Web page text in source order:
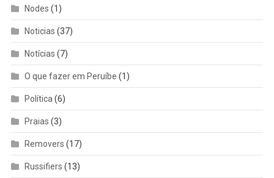
Nodes (1)
Noticias (37)
Notícias (7)
O que fazer em Peruíbe (1)
Política (6)
Praias (3)
Removers (17)
Russifiers (13)